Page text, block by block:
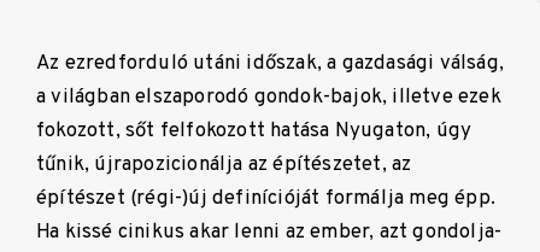
Az ezredforduló utáni időszak, a gazdasági válság,
a világban elszaporodó gondok-bajok, illetve ezek
fokozott, sőt felfokozott hatása Nyugaton, úgy
tűnik, újrapozicionálja az építészetet, az
építészet (régi-)új definícióját formálja meg épp.
Ha kissé cinikus akar lenni az ember, azt gondolja-